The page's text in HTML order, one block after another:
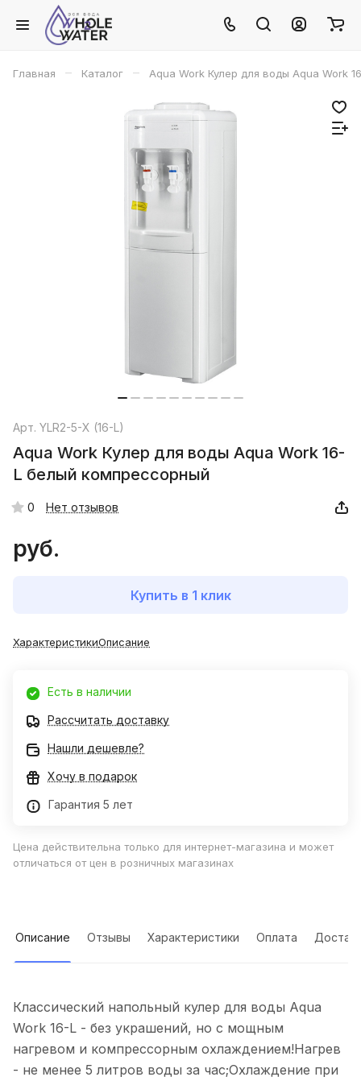
Главная – Каталог – Aqua Work Кулер для воды Aqua Work
Арт. YLR2-5-X (16-L)
Aqua Work Кулер для воды Aqua Work 16-
L белый компрессорный
0 Нет отзывов
руб.
Купить в 1 клик
ХарактеристикиОписание
Есть в наличии
Рассчитать доставку
Нашли дешевле?
Хочу в подарок
Гарантия 5 лет
Цена действительна только для интернет-магазина и может
отличаться от цен в розничных магазинах
Описание Отзывы Характеристики Оплата
Классический напольный кулер для воды Aqua
Work 16-L - без украшений, но с мощным
нагревом и компрессорным охлаждением!Нагрев
- не менее 5 литров воды за час;Охлаждение при